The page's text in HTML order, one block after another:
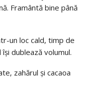
Framântă bine până
un loc cald, timp de
dublează volumul.
zahărul și cacaoa